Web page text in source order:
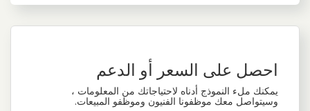
احصل على السعر أو الدعم
يمكنك ملء النموذج أدناه لاحتياجاتك من المعلومات ،
وسيتواصل معك موظفونا الفنيون وموظفو المبيعات.